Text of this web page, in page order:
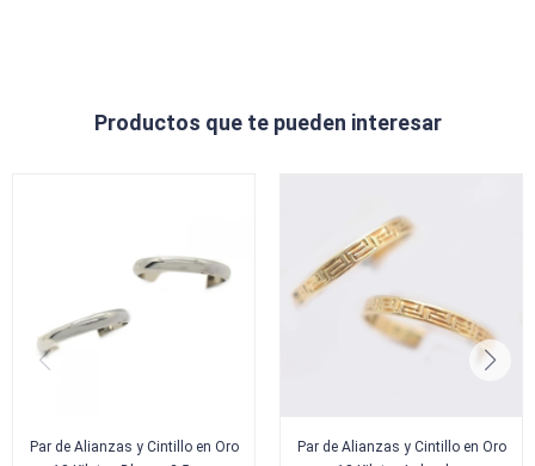
Productos que te pueden interesar
Par de Alianzas y Cintillo en Oro
Par de Alianzas y Cintillo en Oro